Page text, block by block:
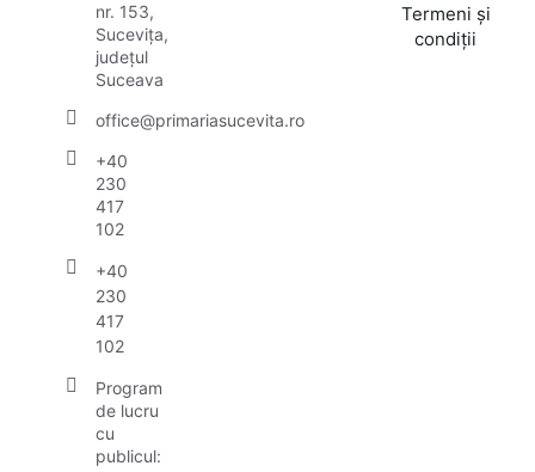
nr. 153,
Sucevița,
județul
Suceava
office@primariasucevita.ro
+40
230
417
102
+40
230
417
102
Program
de lucru
cu
publicul:
Termeni și
condiții